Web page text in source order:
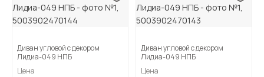
Диван угловой с декором
Лидиа-049 НПБ
Цена
Диван угловой с декором
Лидиа-049 НПБ
Цена